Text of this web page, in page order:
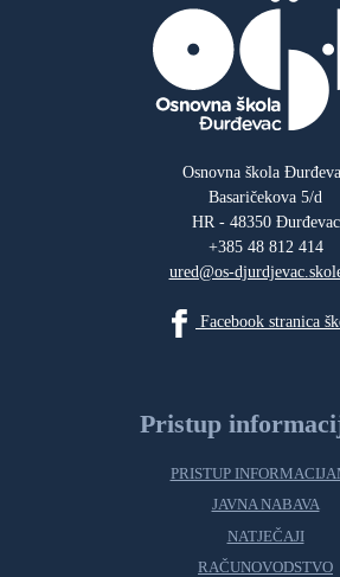
Osnovna škola
Basaričekova 5/d
HR - 48350 Đurđevac
+385 48 812 414
ured@os-
Facebook stranica
Pristup
PRISTUP
JAVNA NABAVA
NATJEČAJI
RAČUNOVODSTVO